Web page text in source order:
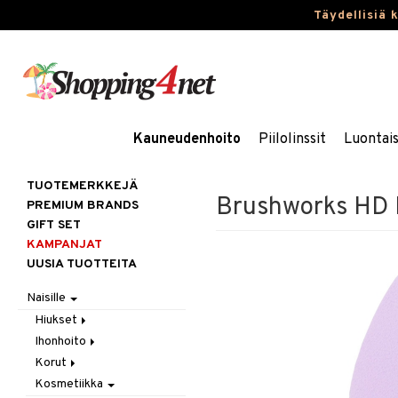
Täydellisiä
Kauneudenhoito Piilolinssit
Brushworks HD
TUOTEMERKKEJÄ
PREMIUM BRANDS
GIFT SET
KAMPANJAT
UUSIA TUOTTEITA
Naisille
Hiukset
Gift Set
Harjat / Kammat
Hiuskuurit
Ihonhoito
Aurinkotuotteet
Erikoistuotteet
Korut
Kaulakorut
Kosmetiikka